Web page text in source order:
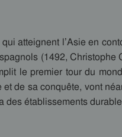
atteignent l’Asie en
(1492, Christophe
le premier tour du
de sa conquête, vont
des établissements